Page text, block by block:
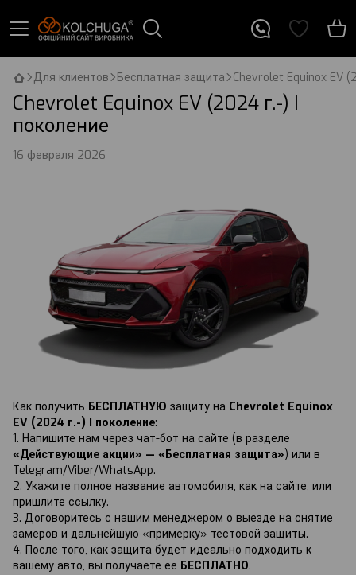
Для клиентов Бесплатная защита Chevrolet Equinox EV
Chevrolet Equinox EV (2024 г.-) I
поколение
16 февраля 2026
Как получить БЕСПЛАТНУЮ защиту на Chevrolet Equinox
EV (2024 г.-) I поколение:
1. Напишите нам через чат-бот на сайте (в разделе
«Действующие акции» — «Бесплатная защита») или в
Telegram/Viber/WhatsApp.
2. Укажите полное название автомобиля, как на сайте, или
пришлите ссылку.
3. Договоритесь с нашим менеджером о выезде на снятие
замеров и дальнейшую «примерку» тестовой защиты.
4. После того, как защита будет идеально подходить к
вашему авто, вы получаете ее БЕСПЛАТНО.